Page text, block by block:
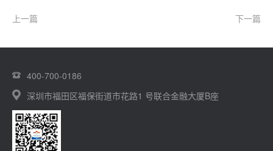
上一篇 下一篇
400-700-0186
深圳市福田区福保街道市花路1 号联合金融大厦B座